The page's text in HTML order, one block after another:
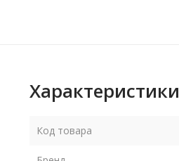
Характеристики
Код товара